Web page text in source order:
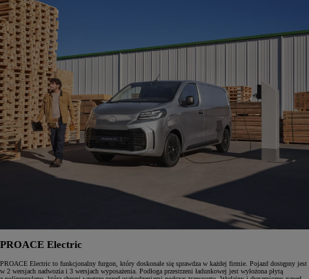
PROACE Electric
PROACE Electric to funkcjonalny furgon, który doskonale się sprawdza w każdej firmie. Pojazd dostępny jest
w 2 wersjach nadwozia i 3 wersjach wyposażenia. Podłoga przestrzeni ładunkowej jest wyłożona płytą